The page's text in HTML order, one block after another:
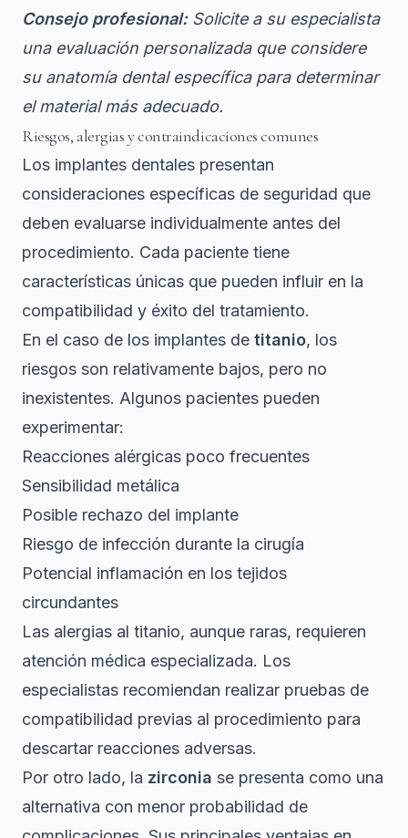
Consejo profesional: Solicite a su especialista
una evaluación personalizada que considere
su anatomía dental específica para determinar
el material más adecuado.
Riesgos, alergias y contraindicaciones comunes
Los implantes dentales presentan
consideraciones específicas de seguridad que
deben evaluarse individualmente antes del
procedimiento. Cada paciente tiene
características únicas que pueden influir en la
compatibilidad y éxito del tratamiento.
En el caso de los implantes de titanio, los
riesgos son relativamente bajos, pero no
inexistentes. Algunos pacientes pueden
experimentar:
Reacciones alérgicas poco frecuentes
Sensibilidad metálica
Posible rechazo del implante
Riesgo de infección durante la cirugía
Potencial inflamación en los tejidos
circundantes
Las alergias al titanio, aunque raras, requieren
atención médica especializada. Los
especialistas recomiendan realizar pruebas de
compatibilidad previas al procedimiento para
descartar reacciones adversas.
Por otro lado, la zirconia se presenta como una
alternativa con menor probabilidad de